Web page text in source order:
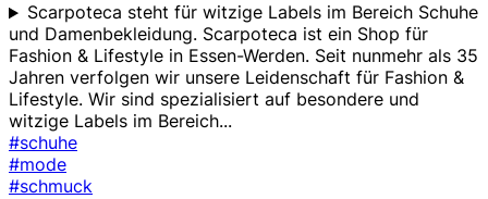
Scarpoteca steht für witzige Labels im Bereich Schuhe
und Damenbekleidung. Scarpoteca ist ein Shop für
Fashion & Lifestyle in Essen-Werden. Seit nunmehr als 35
Jahren verfolgen wir unsere Leidenschaft für Fashion &
Lifestyle. Wir sind spezialisiert auf besondere und
witzige Labels im Bereich...
#schuhe
#mode
#schmuck